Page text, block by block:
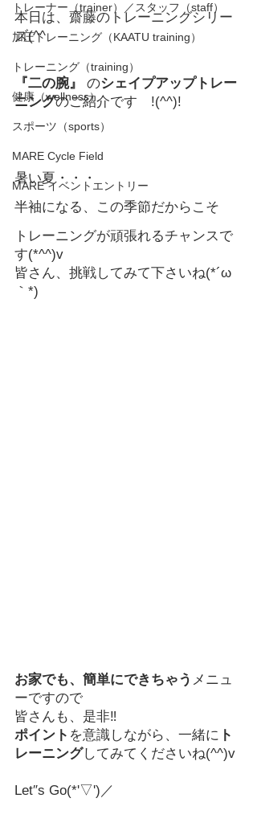
トレーナー（trainer）／スタッフ（staff）
加圧トレーニング（KAATU training）
トレーニング（training）
健康（wellness）
スポーツ（sports）
MARE Cycle Field
MARE イベントエントリー
本日は、齋藤のトレーニングシリー
ズ(^^ゞ
『二の腕』 のシェイプアップトレー
ニングのご紹介です　!(^^)!
暑い夏・・・
半袖になる、この季節だからこそ
トレーニングが頑張れるチャンスで
す(*^^)v
皆さん、挑戦してみて下さいね(*´ω
｀*)
お家でも、簡単にできちゃう メニュ
ーですので
皆さんも、是非‼
ポイント を意識しながら、一緒に ト
レーニングしてみてくださいね(^^)v
Let″s Go(*'▽')／